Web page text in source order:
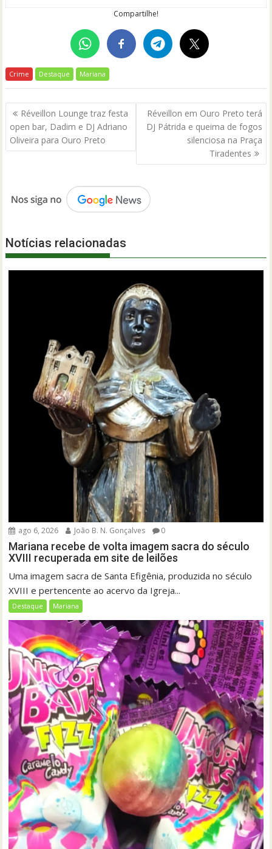
Compartilhe!
Crime Destaque Mariana
Navegação
de
Post
Réveillon Lounge traz festa
open bar, Dadim e DJ Adriano
Oliveira para Ouro Preto
Réveillon em Ouro Preto terá
DJ Pátrida e queima de fogos
silenciosa na Praça
Tiradentes
Notícias relacionadas
ago 6, 2026 João B. N. Gonçalves 0
Mariana recebe de volta imagem sacra do século
XVIII recuperada em site de leilões
Uma imagem sacra de Santa Efigênia, produzida no século
XVIII e pertencente ao acervo da Igreja...
Destaque Mariana